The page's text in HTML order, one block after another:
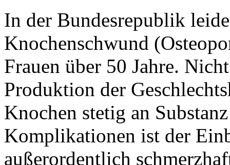
In der Bundesrepublik
Knochenschwund
Frauen über 50 Jahre.
Produktion der
Knochen stetig an
Komplikationen ist der
außerordentlich